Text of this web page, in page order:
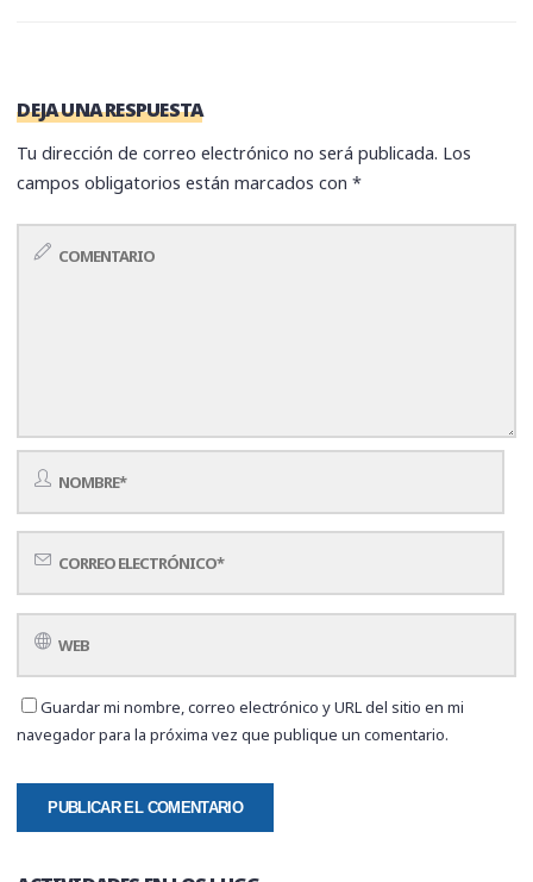
DEJA UNA RESPUESTA
Tu dirección de correo electrónico no será publicada. Los
campos obligatorios están marcados con*
Guardar mi nombre, correo electrónico y URL del sitio en mi
navegador para la próxima vez que publique un comentario.